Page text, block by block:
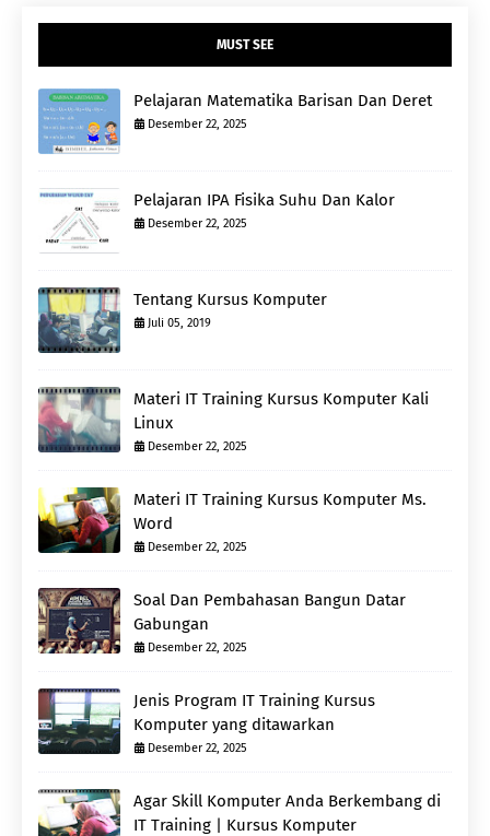
MUST SEE
Pelajaran Matematika Barisan Dan Deret
Desember 22, 2025
Pelajaran IPA Fisika Suhu Dan Kalor
Desember 22, 2025
Tentang Kursus Komputer
Juli 05, 2019
Materi IT Training Kursus Komputer Kali
Linux
Desember 22, 2025
Materi IT Training Kursus Komputer Ms.
Word
Desember 22, 2025
Soal Dan Pembahasan Bangun Datar
Gabungan
Desember 22, 2025
Jenis Program IT Training Kursus
Komputer yang ditawarkan
Desember 22, 2025
Agar Skill Komputer Anda Berkembang di
IT Training | Kursus Komputer